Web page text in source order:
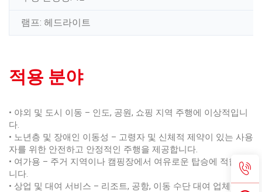
램프: 헤드라이트
적용 분야
• 야외 및 도시 이동 – 인도, 공원, 쇼핑 지역 주행에 이상적입니
다.
• 노년층 및 장애인 이동성 – 고령자 및 신체적 제약이 있는 사용
자를 위한 안전하고 안정적인 주행을 제공합니다.
• 여가용 – 주거 지역이나 캠핑장에서 여유로운 탑승에 적합합
니다.
• 상업 및 대여 서비스 – 리조트, 공항, 이동 수단 대여 업체에 이